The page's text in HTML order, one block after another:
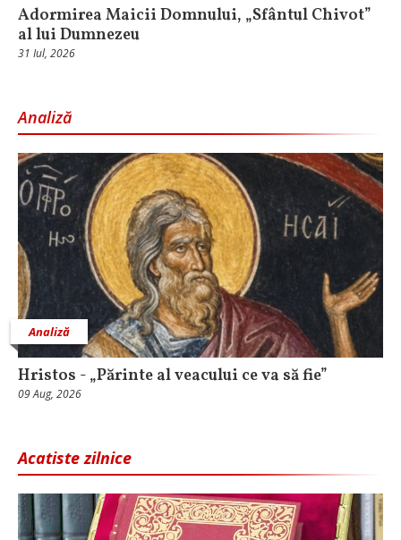
Adormirea Maicii Domnului, „Sfântul Chivot”
al lui Dumnezeu
31 Iul, 2026
Analiză
Analiză
Hristos - „Părinte al veacului ce va să fie”
09 Aug, 2026
Acatiste zilnice